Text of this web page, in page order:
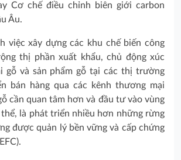
Cơ chế điều chỉnh biên giới carbon
Âu.
việc xây dựng các khu chế biến công
thị phần xuất khẩu, chủ động xúc
gỗ và sản phẩm gỗ tại các thị trường
bán hàng qua các kênh thương mại
cần quan tâm hơn và đầu tư vào vùng
thể, là phát triển nhiều hơn những rừng
được quản lý bền vững và cấp chứng